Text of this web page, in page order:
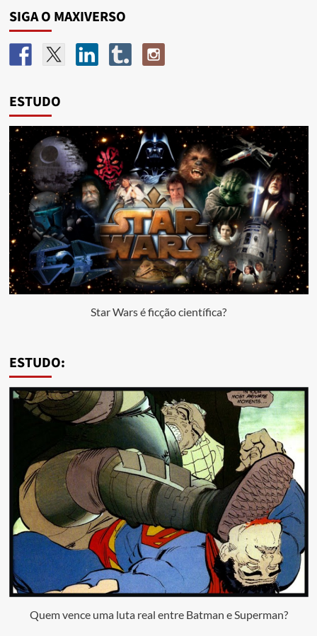
SIGA O MAXIVERSO
ESTUDO
Star Wars é ficção científica?
ESTUDO:
Quem vence uma luta real entre Batman e Superman?